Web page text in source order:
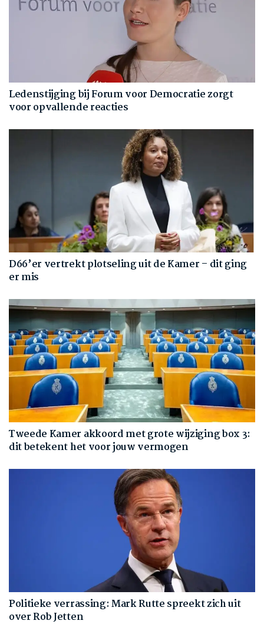
Ledenstijging bij Forum voor Democratie zorgt
voor opvallende reacties
D66’er vertrekt plotseling uit de Kamer – dit ging
er mis
Tweede Kamer akkoord met grote wijziging box 3:
dit betekent het voor jouw vermogen
Politieke verrassing: Mark Rutte spreekt zich uit
over Rob Jetten